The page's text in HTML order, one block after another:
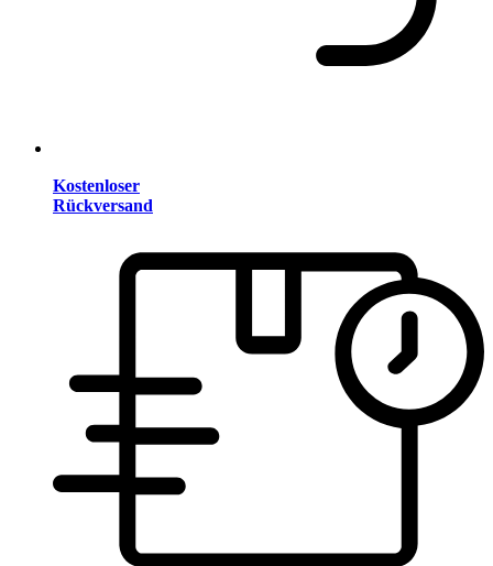
Kostenloser
Rückversand